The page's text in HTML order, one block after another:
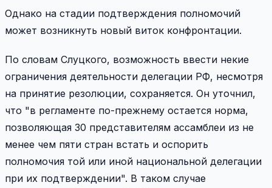
Однако на стадии подтверждения полномочий
может возникнуть новый виток конфронтации.
По словам Слуцкого, возможность ввести некие
ограничения деятельности делегации РФ, несмотря
на принятие резолюции, сохраняется. Он уточнил,
что "в регламенте по-прежнему остается норма,
позволяющая 30 представителям ассамблеи из не
менее чем пяти стран встать и оспорить
полномочия той или иной национальной делегации
при их подтверждении". В таком случае